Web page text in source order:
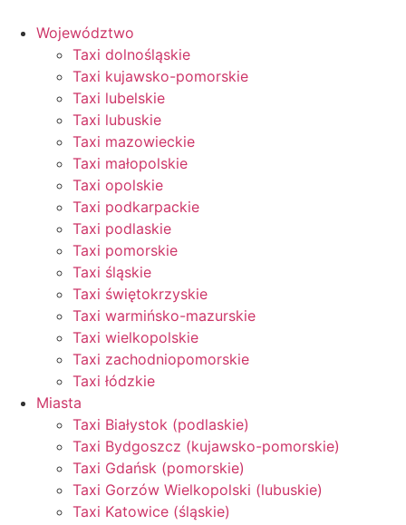
Województwo
Taxi dolnośląskie
Taxi kujawsko-pomorskie
Taxi lubelskie
Taxi lubuskie
Taxi mazowieckie
Taxi małopolskie
Taxi opolskie
Taxi podkarpackie
Taxi podlaskie
Taxi pomorskie
Taxi śląskie
Taxi świętokrzyskie
Taxi warmińsko-mazurskie
Taxi wielkopolskie
Taxi zachodniopomorskie
Taxi łódzkie
Miasta
Taxi Białystok (podlaskie)
Taxi Bydgoszcz (kujawsko-pomorskie)
Taxi Gdańsk (pomorskie)
Taxi Gorzów Wielkopolski (lubuskie)
Taxi Katowice (śląskie)